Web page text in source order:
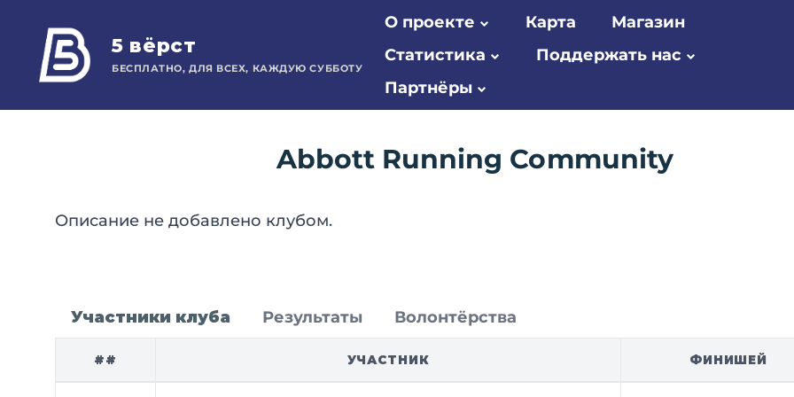
5 вёрст
БЕСПЛАТНО, ДЛЯ ВСЕХ, КАЖДУЮ СУББОТУ
О проекте Карта
Магазин
Статистика
Поддержать нас
Партнёры
Abbott Running Community
Описание не добавлено клубом.
Участники клуба Результаты Волонтёрства
## УЧАСТНИК ФИНИШЕЙ